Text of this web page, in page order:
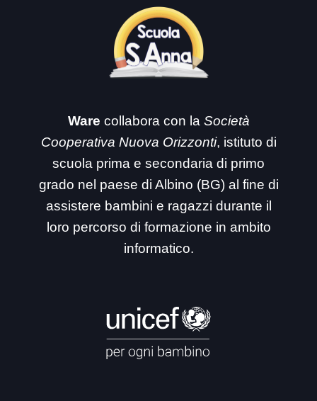
Ware collabora con la Società
Cooperativa Nuova Orizzonti, istituto di
scuola prima e secondaria di primo
grado nel paese di Albino (BG) al fine di
assistere bambini e ragazzi durante il
loro percorso di formazione in ambito
informatico.